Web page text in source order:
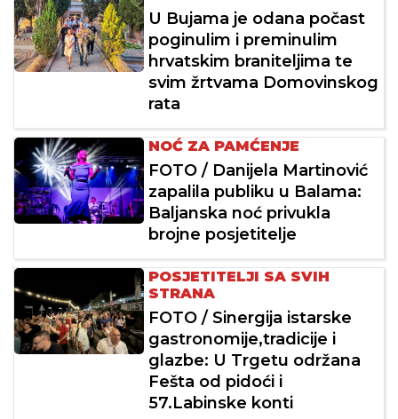
U Bujama je odana počast
poginulim i preminulim
hrvatskim braniteljima te
svim žrtvama Domovinskog
rata
NOĆ ZA PAMĆENJE
FOTO / Danijela Martinović
zapalila publiku u Balama:
Baljanska noć privukla
brojne posjetitelje
POSJETITELJI SA SVIH
STRANA
FOTO / Sinergija istarske
gastronomije,tradicije i
glazbe: U Trgetu održana
Fešta od pidoći i
57.Labinske konti